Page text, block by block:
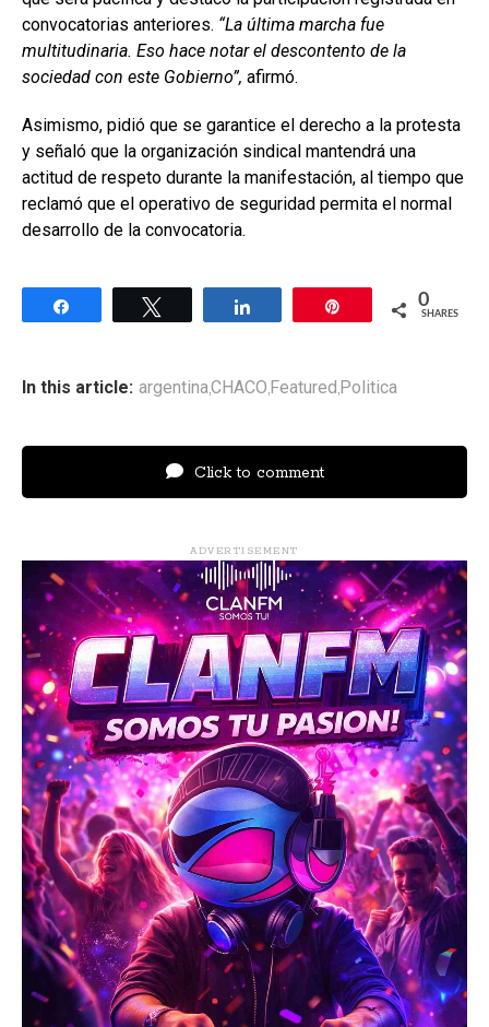
convocatorias anteriores. “La última marcha fue
multitudinaria. Eso hace notar el descontento de la
sociedad con este Gobierno”, afirmó.
Asimismo, pidió que se garantice el derecho a la protesta
y señaló que la organización sindical mantendrá una
actitud de respeto durante la manifestación, al tiempo que
reclamó que el operativo de seguridad permita el normal
desarrollo de la convocatoria.
0
SHARES
In this article: argentina,CHACO,Featured,Politica
Click to comment
ADVERTISEMENT